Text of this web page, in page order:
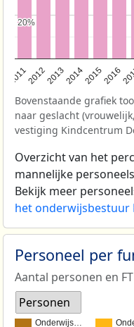
201120122013201420152016
20%
20%
Bovenstaande grafiek
naar geslacht
vestiging Kindcentrum
Overzicht van het
mannelijke
Bekijk meer
het onderwijsbestuur
Personeel per
Aantal personen en
Personen
Onderwijs…